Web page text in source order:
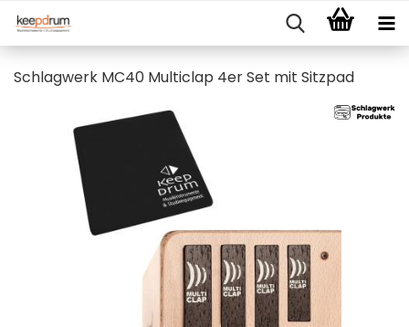
Schlagwerk MC40 Multiclap 4er Set mit Sitzpad